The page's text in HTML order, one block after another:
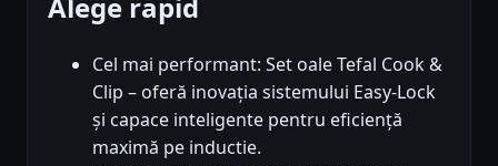
Cel mai performant: Set oale Tefal Cook &
Clip – oferă inovația sistemului Easy-Lock
și capace inteligente pentru eficiență
maximă pe inductie.